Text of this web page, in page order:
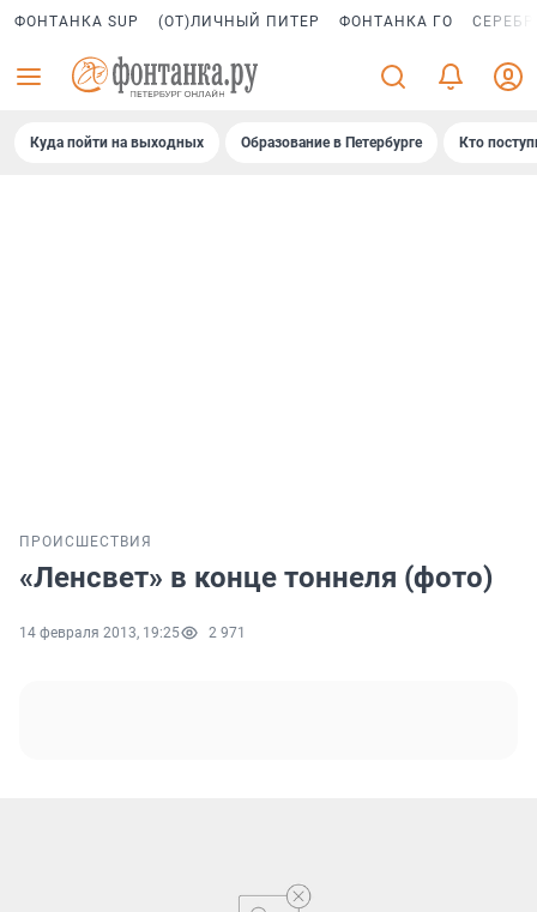
ФОНТАНКА SUP (ОТ)ЛИЧНЫЙ ПИТЕР ФОНТАНКА ГО
Куда пойти на выходных Образование в Петербурге Кто
ПРОИСШЕСТВИЯ
«Ленсвет» в конце тоннеля (фото)
14 февраля 2013, 19:25 2 971